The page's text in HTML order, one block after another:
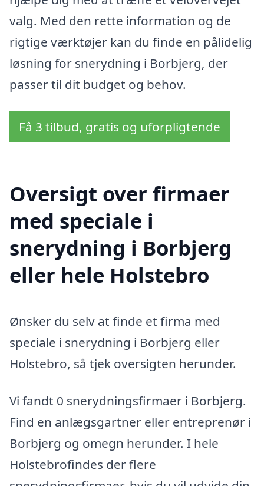
valg. Med den rette information og de
rigtige værktøjer kan du finde en pålidelig
løsning for snerydning i Borbjerg, der
passer til dit budget og behov.
Få 3 tilbud, gratis og uforpligtende
Oversigt over firmaer
med speciale i
snerydning i Borbjerg
eller hele Holstebro
Ønsker du selv at finde et firma med
speciale i snerydning i Borbjerg eller
Holstebro, så tjek oversigten herunder.
Vi fandt 0 snerydningsfirmaer i Borbjerg.
Find en anlægsgartner eller entreprenør i
Borbjerg og omegn herunder. I hele
Holstebrofindes der flere